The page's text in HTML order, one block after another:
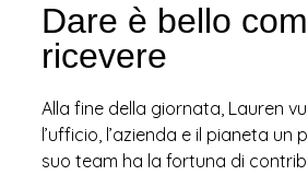
Dare è bello
ricevere
Alla fine della giornata, Lauren
l’ufficio, l’azienda e il pianeta un
suo team ha la fortuna di